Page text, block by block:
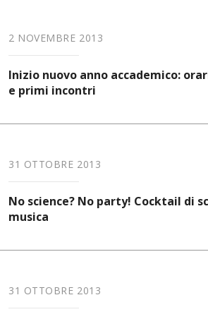
2 NOVEMBRE 2013
Inizio nuovo anno accademico:
e primi incontri
31 OTTOBRE 2013
No science? No party! Cocktail di
musica
31 OTTOBRE 2013